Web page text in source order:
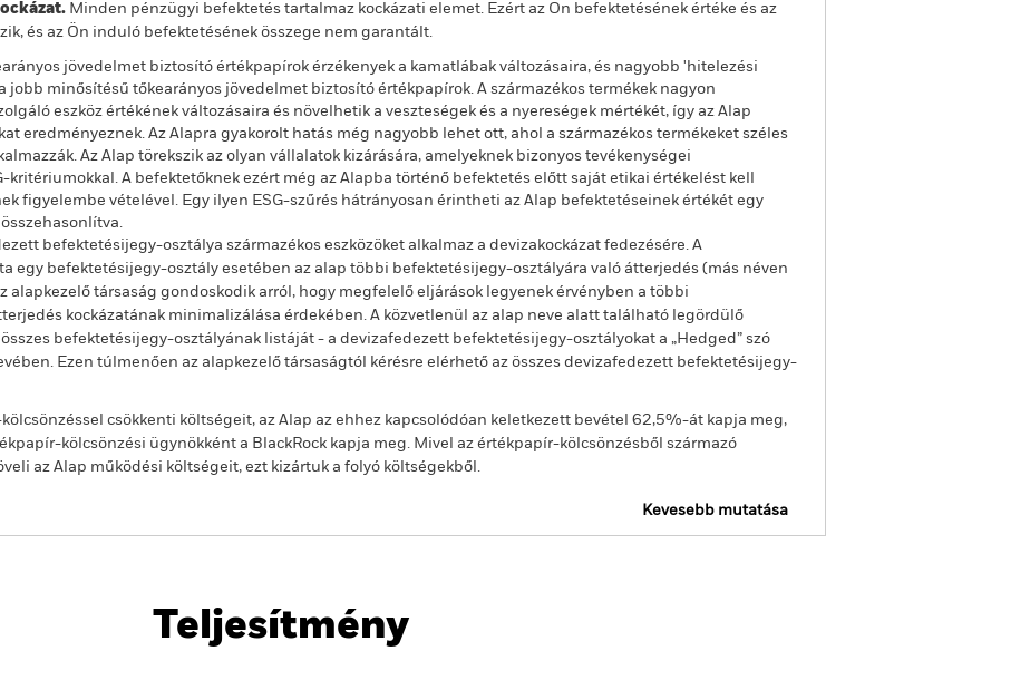
Minden pénzügyi befektetés tartalmaz kockázati elemet. Ezért az Ön befektetésének értéke és az
és az Ön induló befektetésének összege nem garantált.
jövedelmet biztosító értékpapírok érzékenyek a kamatlábak változásaira, és nagyobb 'hitelezési
jobb minősítésű tőkearányos jövedelmet biztosító értékpapírok. A származékos termékek nagyon
eszköz értékének változásaira és növelhetik a veszteségek és a nyereségek mértékét, így az Alap
eredményeznek. Az Alapra gyakorolt hatás még nagyobb lehet ott, ahol a származékos termékeket széles
Az Alap törekszik az olyan vállalatok kizárására, amelyeknek bizonyos tevékenységei
kritériumokkal. A befektetőknek ezért még az Alapba történő befektetés előtt saját etikai értékelést kell
figyelembe vételével. Egy ilyen ESG-szűrés hátrányosan érintheti az Alap befektetéseinek értékét egy
befektetésijegy-osztálya származékos eszközöket alkalmaz a devizakockázat fedezésére. A
egy befektetésijegy-osztály esetében az alap többi befektetésijegy-osztályára való átterjedés (más néven
alapkezelő társaság gondoskodik arról, hogy megfelelő eljárások legyenek érvényben a többi
kockázatának minimalizálása érdekében. A közvetlenül az alap neve alatt található legördülő
befektetésijegy-osztályának listáját - a devizafedezett befektetésijegy-osztályokat a „Hedged” szó
Ezen túlmenően az alapkezelő társaságtól kérésre elérhető az összes devizafedezett befektetésijegy-
csökkenti költségeit, az Alap az ehhez kapcsolódóan keletkezett bevétel 62,5%-át kapja meg,
kölcsönzési ügynökként a BlackRock kapja meg. Mivel az értékpapír-kölcsönzésből származó
az Alap működési költségeit, ezt kizártuk a folyó költségekből.
Kevesebb mutatása
Letöltés
Teljesítmény